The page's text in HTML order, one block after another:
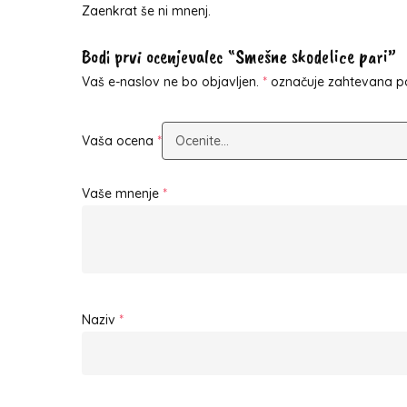
Zaenkrat še ni mnenj.
Bodi prvi ocenjevalec “Smešne skodelice pari”
Vaš e-naslov ne bo objavljen. * označuje zahtevana
Vaša ocena *
Vaše mnenje *
Naziv *